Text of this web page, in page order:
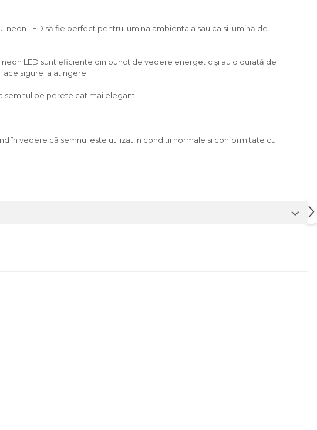
LED să fie perfect pentru lumina ambientala sau ca si lumină de
LED sunt eficiente din punct de vedere energetic și au o durată de
sigure la atingere.
semnul pe perete cat mai elegant.
în vedere că semnul este utilizat in conditii normale si conformitate cu